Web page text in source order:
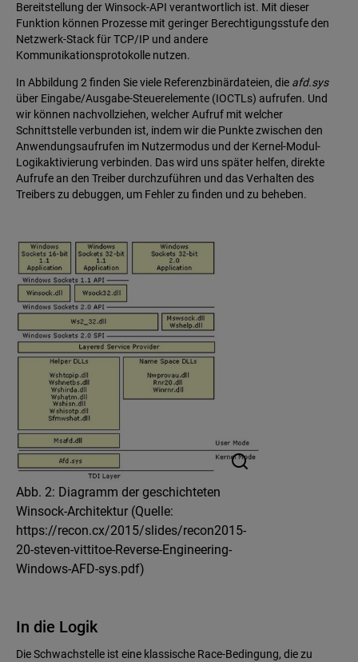
Bereitstellung der Winsock-API verantwortlich ist. Mit dieser
Funktion können Prozesse mit geringer Berechtigungsstufe den
Netzwerk-Stack für TCP/IP und andere
Kommunikationsprotokolle nutzen.
In Abbildung 2 finden Sie viele Referenzbinärdateien, die afd.sys
über Eingabe/Ausgabe-Steuerelemente (IOCTLs) aufrufen. Und
wir können nachvollziehen, welcher Aufruf mit welcher
Schnittstelle verbunden ist, indem wir die Punkte zwischen den
Anwendungsaufrufen im Nutzermodus und der Kernel-Modul-
Logikaktivierung verbinden. Das wird uns später helfen, direkte
Aufrufe an den Treiber durchzuführen und das Verhalten des
Treibers zu debuggen, um Fehler zu finden und zu beheben.
Abb. 2: Diagramm der geschichteten
Winsock-Architektur (Quelle:
https://recon.cx/2015/slides/recon2015-
20-steven-vittitoe-Reverse-Engineering-
Windows-AFD-sys.pdf)
In die Logik
Die Schwachstelle ist eine klassische Race-Bedingung, die zu